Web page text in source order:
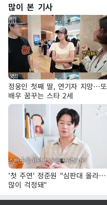
많이 본 기사
정웅인 첫째 딸, 연기자 지망…또
배우 꿈꾸는 스타 2세
'첫 주연' 정준원 "심판대 올라…
많이 걱정돼"